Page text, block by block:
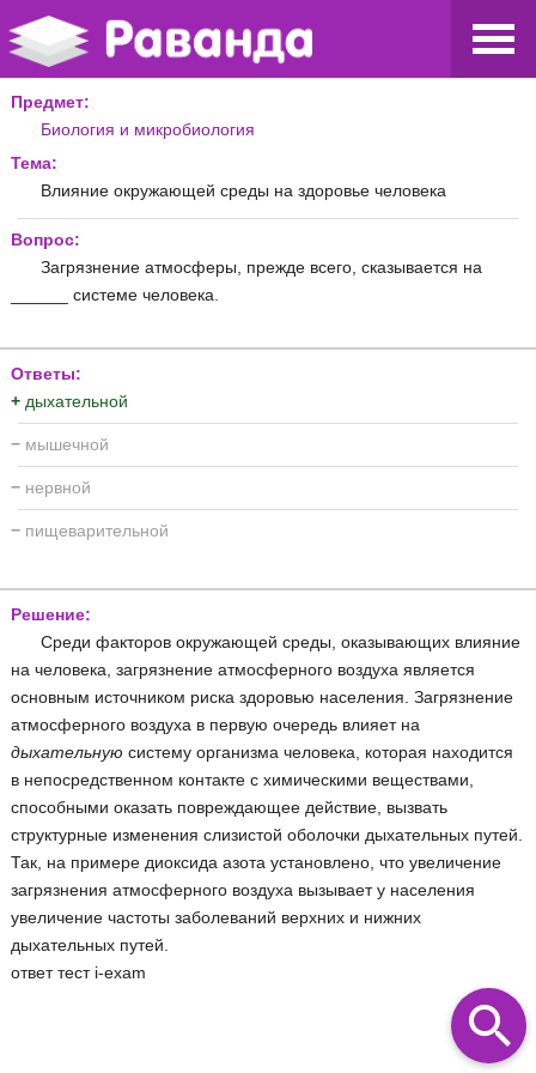
Предмет:
Биология и микробиология
Тема:
Влияние окружающей среды на здоровье человека
Вопрос:
Загрязнение атмосферы, прежде всего, сказывается на
______ системе человека.
Ответы:
+ дыхательной
− мышечной
− нервной
− пищеварительной
Решение:
Среди факторов окружающей среды, оказывающих влияние
на человека, загрязнение атмосферного воздуха является
основным источником риска здоровью населения. Загрязнение
атмосферного воздуха в первую очередь влияет на
дыхательную систему организма человека, которая находится
в непосредственном контакте с химическими веществами,
способными оказать повреждающее действие, вызвать
структурные изменения слизистой оболочки дыхательных путей.
Так, на примере диоксида азота установлено, что увеличение
загрязнения атмосферного воздуха вызывает у населения
увеличение частоты заболеваний верхних и нижних
дыхательных путей.
ответ тест i-exam